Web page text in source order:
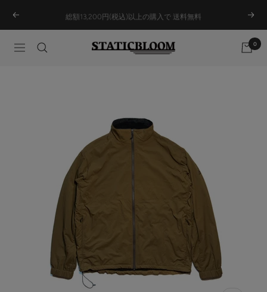
content
Previous 総額13,200円(税込)以上の購入で 送料無料 Next
Navigation
STATICBLOOM
0